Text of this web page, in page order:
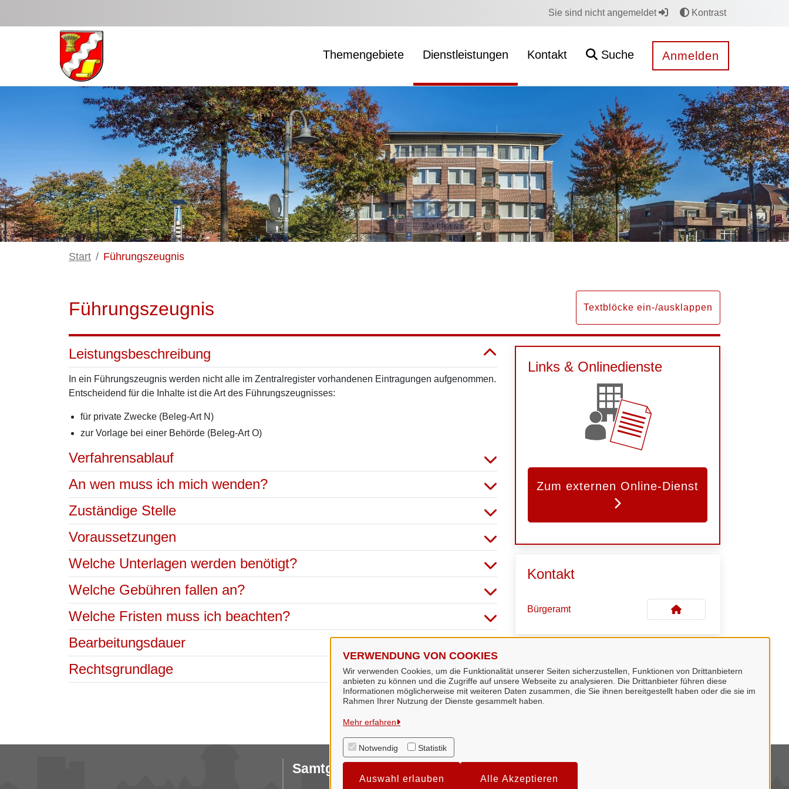
VERWENDUNG VON COOKIES
Wir verwenden Cookies, um die Funktionalität unserer Seiten sicherzustellen, Funktionen von Drittanbietern
anbieten zu können und die Zugriffe auf unsere Webseite zu analysieren. Die Drittanbieter führen diese
Informationen möglicherweise mit weiteren Daten zusammen, die Sie ihnen bereitgestellt haben oder die sie im
Rahmen Ihrer Nutzung der Dienste gesammelt haben.
Mehr erfahren
Notwendig Statistik
Auswahl erlauben Alle Akzeptieren
Sie sind nicht angemeldet Kontrast
Themengebiete Dienstleistungen Kontakt Suche Anmelden
Start Führungszeugnis
Führungszeugnis Textblöcke ein-/ausklappen
Leistungsbeschreibung
In ein Führungszeugnis werden nicht alle im Zentralregister vorhandenen Eintragungen aufgenommen.
Entscheidend für die Inhalte ist die Art des Führungszeugnisses:
für private Zwecke (Beleg-Art N)
zur Vorlage bei einer Behörde (Beleg-Art O)
Verfahrensablauf
An wen muss ich mich wenden?
Zuständige Stelle
Voraussetzungen
Welche Unterlagen werden benötigt?
Welche Gebühren fallen an?
Welche Fristen muss ich beachten?
Bearbeitungsdauer
Rechtsgrundlage
Links & Onlinedienste
Zum externen Online-Dienst
Kontakt
Bürgeramt
Frau Hunfeld
Samtgemeinde Dörpen